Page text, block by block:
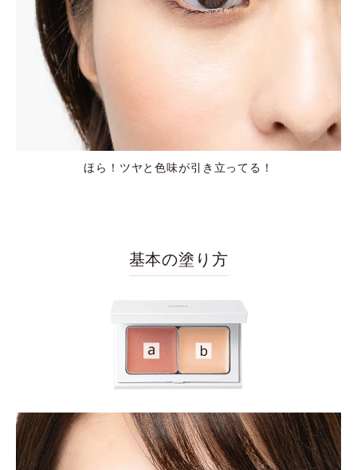
ほら！ツヤと色味が引き立ってる！
基本の塗り方